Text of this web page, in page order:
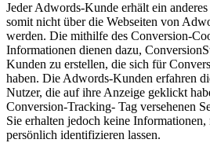
Jeder Adwords-Kunde erhält ein
somit nicht über die Webseiten von
werden. Die mithilfe des Conversion-
Informationen dienen dazu,
Kunden zu erstellen, die sich für
haben. Die Adwords-Kunden erfahren
Nutzer, die auf ihre Anzeige geklickt
Conversion-Tracking- Tag versehenen
Sie erhalten jedoch keine
persönlich identifizieren lassen.